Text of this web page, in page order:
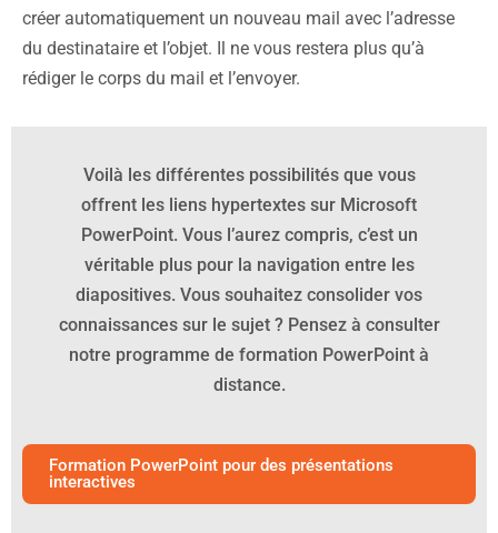
créer automatiquement un nouveau mail avec l’adresse
du destinataire et l’objet. Il ne vous restera plus qu’à
rédiger le corps du mail et l’envoyer.
Voilà les différentes possibilités que vous
offrent les liens hypertextes sur Microsoft
PowerPoint. Vous l’aurez compris, c’est un
véritable plus pour la navigation entre les
diapositives. Vous souhaitez consolider vos
connaissances sur le sujet ? Pensez à consulter
notre programme de formation PowerPoint à
distance.
Formation PowerPoint pour des présentations
interactives